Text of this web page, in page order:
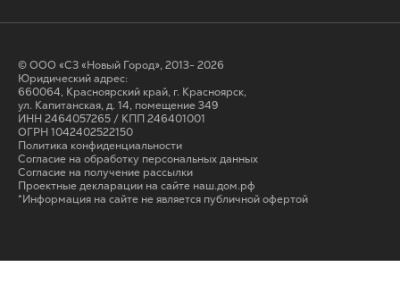
© ООО «СЗ «Новый Город», 2013- 2026
Юридический адрес:
660064, Красноярский край, г. Красноярск,
ул. Капитанская, д. 14, помещение 349
ИНН 2464057265 / КПП 246401001
ОГРН 1042402522150
Политика конфиденциальности
Согласие на обработку персональных данных
Cогласие на получение рассылки
Проектные декларации на сайте наш.дом.рф
*Информация на сайте не является публичной офертой